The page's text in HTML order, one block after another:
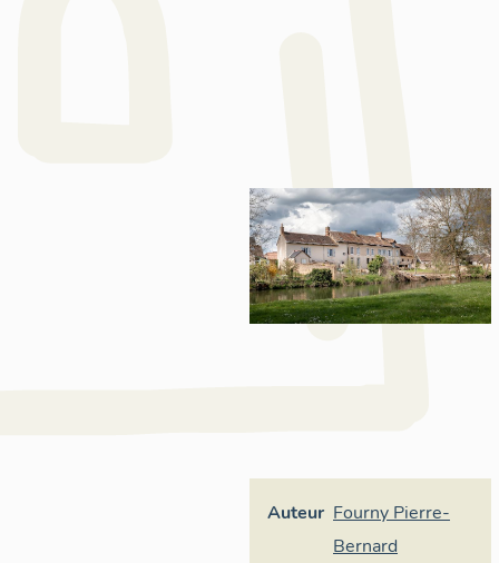
Auteur Fourny Pierre-
Bernard